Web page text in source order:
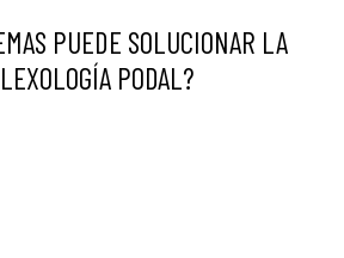
PUEDE SOLUCIONAR LA
PODAL?